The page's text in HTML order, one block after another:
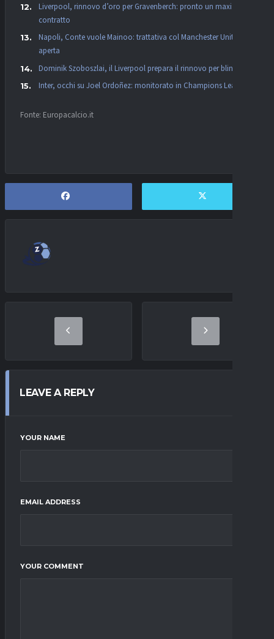
Liverpool, rinnovo d’oro per Gravenberch: pronto un maxi
contratto
Napoli, Conte vuole Mainoo: trattativa col Manchester United
aperta
Dominik Szoboszlai, il Liverpool prepara il rinnovo per blindarlo
Inter, occhi su Joel Ordoñez: monitorato in Champions League
Fonte: Europacalcio.it
LEAVE A REPLY
YOUR NAME
EMAIL ADDRESS
YOUR COMMENT